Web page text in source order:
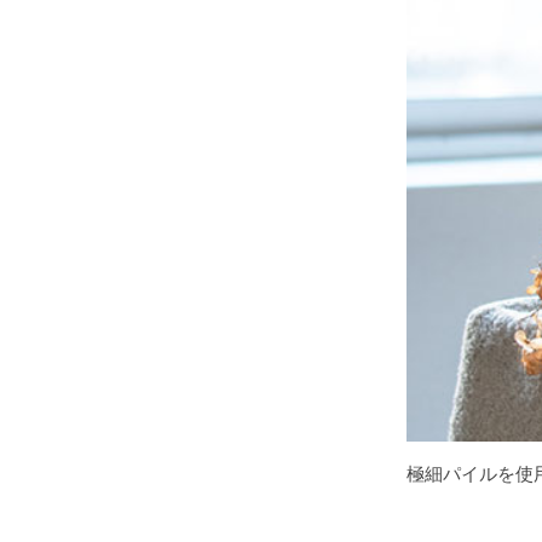
極細パイルを使